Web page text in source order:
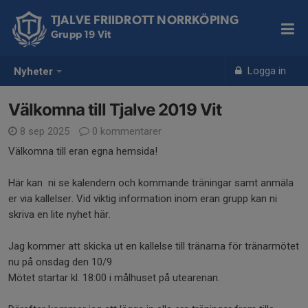
Nyheter Logga in
TJALVE FRIIDROTT NORRKÖPING
Grupp 19 Vit
Välkomna till Tjalve 2019 Vit
8 sep 2025
0 kommentarer
Välkomna till eran egna hemsida!
Här kan ni se kalendern och kommande träningar samt anmäla
er via kallelser. Vid viktig information inom eran grupp kan ni
skriva en lite nyhet här.
Jag kommer att skicka ut en kallelse till tränarna för tränarmötet
nu på onsdag den 10/9
Mötet startar kl. 18:00 i målhuset på utearenan.